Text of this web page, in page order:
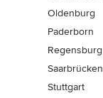
Oldenburg
Paderborn
Regensburg
Saarbrücken
Stuttgart